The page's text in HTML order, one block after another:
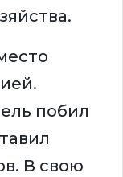
побил
В свою